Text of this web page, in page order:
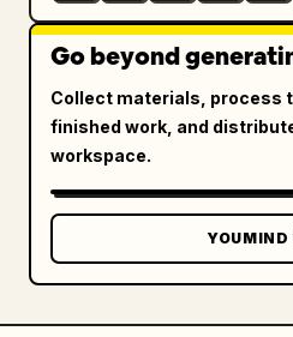
Go beyond
Collect materials, process
finished work, and
workspace.
YOUMIND